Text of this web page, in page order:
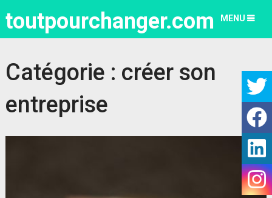
toutpourchanger.com MENU
Catégorie : créer son
entreprise